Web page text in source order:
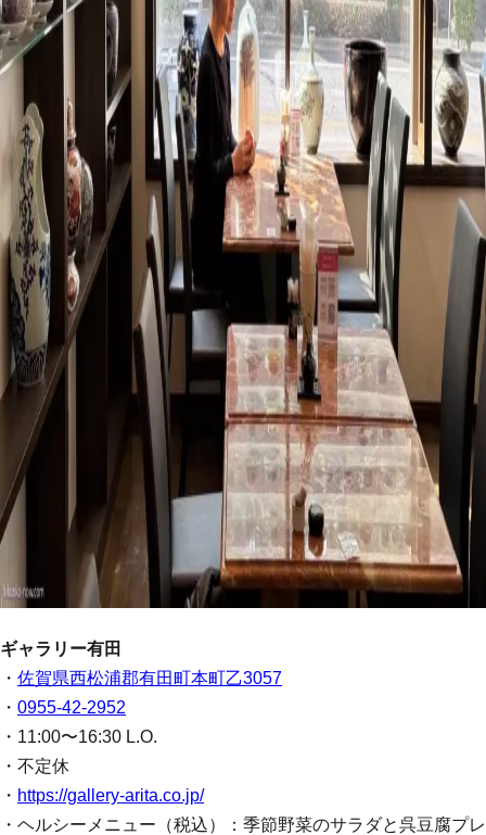
ギャラリー有田
・ 佐賀県西松浦郡有田町本町乙3057
・ 0955-42-2952
・11:00〜16:30 L.O.
・不定休
・ https://gallery-arita.co.jp/
・ヘルシーメニュー（税込）：季節野菜のサラダと呉豆腐プレ